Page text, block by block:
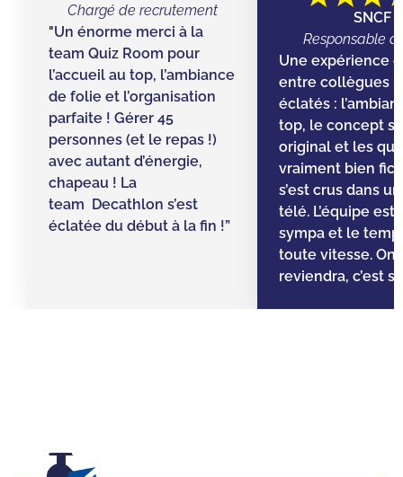
Chargé de recrutement
"Un énorme merci à la
team Quiz Room pour
l’accueil au top, l’ambiance
de folie et l’organisation
parfaite ! Gérer 45
personnes (et le repas !)
avec autant d’énergie,
chapeau ! La
team Decathlon s’est
éclatée du début à la fin !”
SNCF
Responsable
Une expérience
entre collègues !
éclatés :
top, le concept
original et les
vraiment bien
s’est crus dans
télé. L’équipe est
sympa et le
toute vitesse. On
reviendra, c’est